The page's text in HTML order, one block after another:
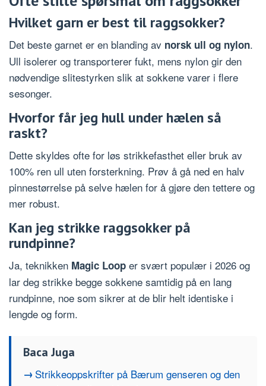
Hvilket garn er best til raggsokker?
Det beste garnet er en blanding av norsk ull og nylon.
Ull isolerer og transporterer fukt, mens nylon gir den
nødvendige slitestyrken slik at sokkene varer i flere
sesonger.
Hvorfor får jeg hull under hælen så
raskt?
Dette skyldes ofte for løs strikkefasthet eller bruk av
100% ren ull uten forsterkning. Prøv å gå ned en halv
pinnestørrelse på selve hælen for å gjøre den tettere og
mer robust.
Kan jeg strikke raggsokker på
rundpinne?
Ja, teknikken Magic Loop er svært populær i 2026 og
lar deg strikke begge sokkene samtidig på en lang
rundpinne, noe som sikrer at de blir helt identiske i
lengde og form.
Baca Juga
Strikkeoppskrifter på Bærum genseren og den